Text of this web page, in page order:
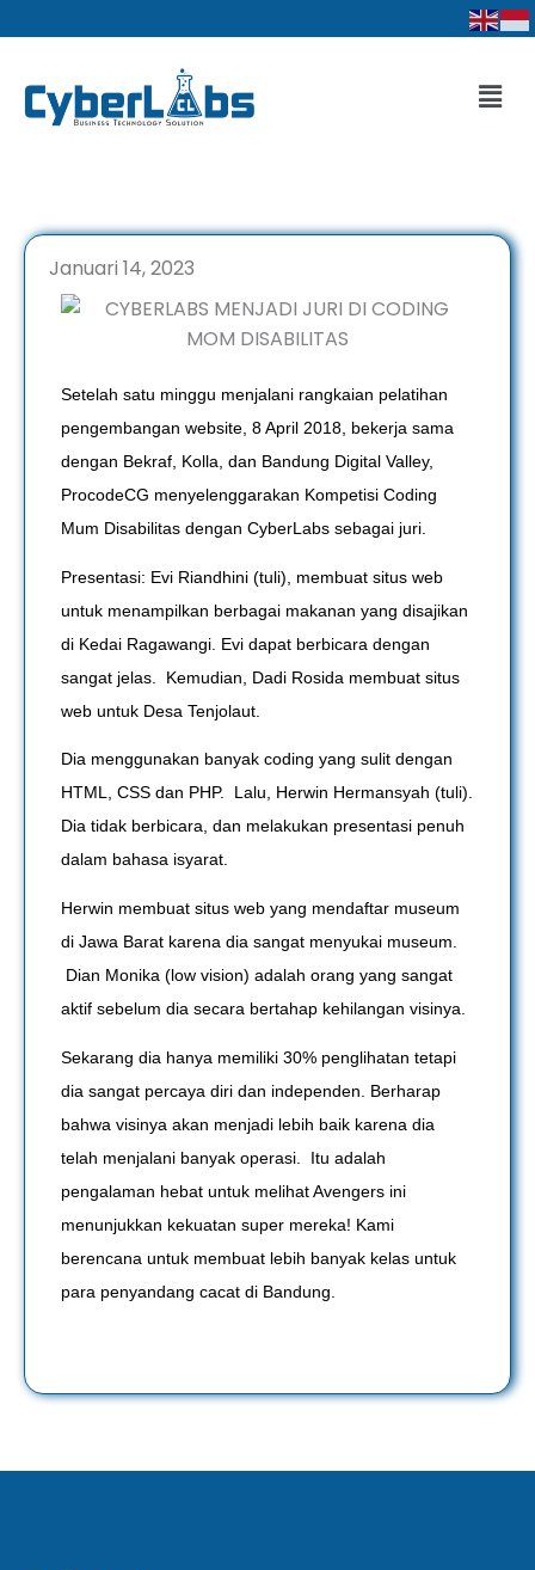
ke
Januari 14, 2023
Setelah satu minggu menjalani rangkaian pelatihan
pengembangan website, 8 April 2018, bekerja sama
dengan Bekraf, Kolla, dan Bandung Digital Valley,
ProcodeCG menyelenggarakan Kompetisi Coding
Mum Disabilitas dengan CyberLabs sebagai juri.
Presentasi: Evi Riandhini (tuli), membuat situs web
untuk menampilkan berbagai makanan yang disajikan
di Kedai Ragawangi. Evi dapat berbicara dengan
sangat jelas. Kemudian, Dadi Rosida membuat situs
web untuk Desa Tenjolaut.
Dia menggunakan banyak coding yang sulit dengan
HTML, CSS dan PHP. Lalu, Herwin Hermansyah (tuli).
Dia tidak berbicara, dan melakukan presentasi penuh
dalam bahasa isyarat.
Herwin membuat situs web yang mendaftar museum
di Jawa Barat karena dia sangat menyukai museum.
Dian Monika (low vision) adalah orang yang sangat
aktif sebelum dia secara bertahap kehilangan visinya.
Sekarang dia hanya memiliki 30% penglihatan tetapi
dia sangat percaya diri dan independen. Berharap
bahwa visinya akan menjadi lebih baik karena dia
telah menjalani banyak operasi. Itu adalah
pengalaman hebat untuk melihat Avengers ini
menunjukkan kekuatan super mereka! Kami
berencana untuk membuat lebih banyak kelas untuk
para penyandang cacat di Bandung.